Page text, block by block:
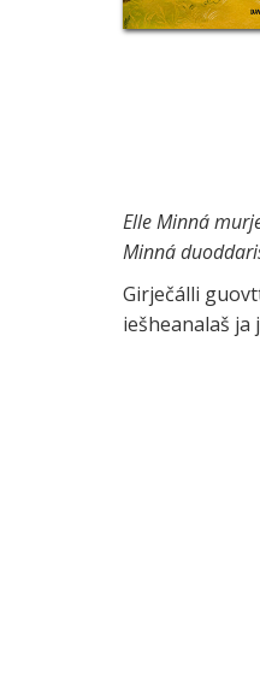
Elle Minná
Minná
Girječálli
iešheanalaš ja